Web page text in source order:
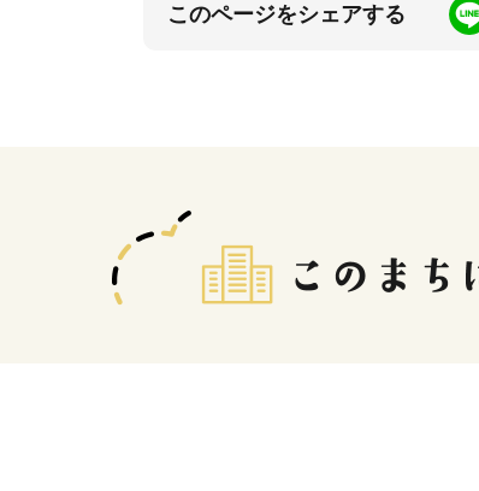
このページをシェアする